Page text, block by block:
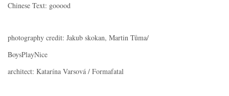
Chinese Text: gooood
photography credit: Jakub skokan, Martin Tůma/
BoysPlayNice
architect: Katarína Varsová / Formafatal